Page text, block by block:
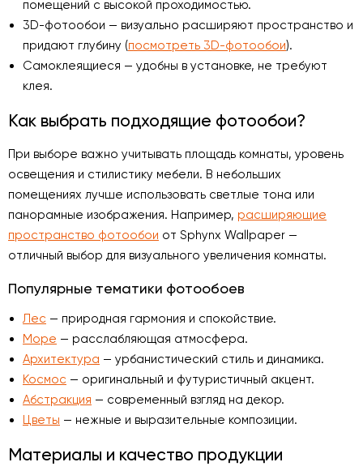
помещений с высокой проходимостью.
3D-фотообои — визуально расширяют пространство и
придают глубину (посмотреть 3D-фотообои).
Самоклеящиеся — удобны в установке, не требуют
клея.
Как выбрать подходящие фотообои?
При выборе важно учитывать площадь комнаты, уровень
освещения и стилистику мебели. В небольших
помещениях лучше использовать светлые тона или
панорамные изображения. Например, расширяющие
пространство фотообои от Sphynx Wallpaper —
отличный выбор для визуального увеличения комнаты.
Популярные тематики фотообоев
Лес — природная гармония и спокойствие.
Море — расслабляющая атмосфера.
Архитектура — урбанистический стиль и динамика.
Космос — оригинальный и футуристичный акцент.
Абстракция — современный взгляд на декор.
Цветы — нежные и выразительные композиции.
Материалы и качество продукции